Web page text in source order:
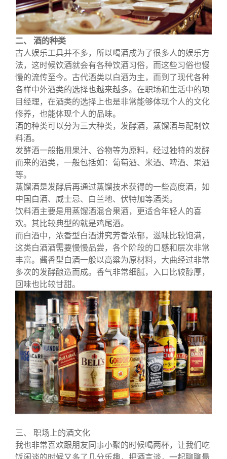
二、 酒的种类
古人娱乐工具并不多，所以喝酒成为了很多人的娱乐方
法，这时候饮酒就会有各种饮酒习俗，而这些习俗也慢
慢的流传至今。古代酒类以白酒为主，而到了现代各种
各样中外酒类的选择也越来越多。在职场和生活中的项
目经理，在酒类的选择上也是非常能够体现个人的文化
修养，也能体现个人的品味。
酒的种类可以分为三大种类，发酵酒，蒸馏酒与配制饮
料酒。
发酵酒一般指用果汁、谷物等为原料，经过独特的发酵
而来的酒类，一般包括如：葡萄酒、米酒、啤酒、果酒
等。
蒸馏酒是发酵后再通过蒸馏技术获得的一些高度酒，如
中国白酒、威士忌、白兰地、伏特加等酒类。
饮料酒主要是用蒸馏酒混合果酒，更适合年轻人的喜
欢。其比较典型的就是鸡尾酒。
而白酒中，浓香型白酒讲究芳香浓郁，滋味比较饱满，
这类白酒酒需要慢慢品尝，各个阶段的口感和层次非常
丰富。酱香型白酒一般以高粱为原材料，大曲经过非常
多次的发酵酿造而成。香气非常细腻，入口比较醇厚，
回味也比较甘甜。
三、 职场上的酒文化
我也非常喜欢跟朋友同事小聚的时候喝两杯，让我们吃